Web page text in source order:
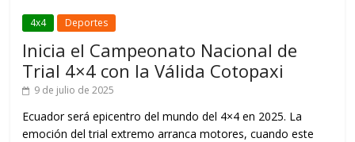
4x4 Deportes
Inicia el Campeonato Nacional de
Trial 4×4 con la Válida Cotopaxi
9 de julio de 2025
Ecuador será epicentro del mundo del 4×4 en 2025. La
emoción del trial extremo arranca motores, cuando este